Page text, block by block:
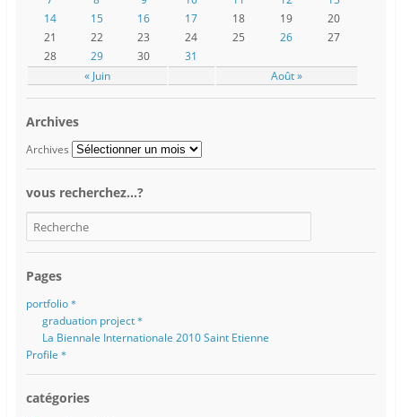
« Juin Août »
14
15 16 17 18 19
20
21
22 23 24 25 26
27
28
29 30 31
Archives
Archives
vous recherchez…?
Pages
portfolio＊
graduation project＊
La Biennale Internationale 2010 Saint Etienne
Profile＊
catégories